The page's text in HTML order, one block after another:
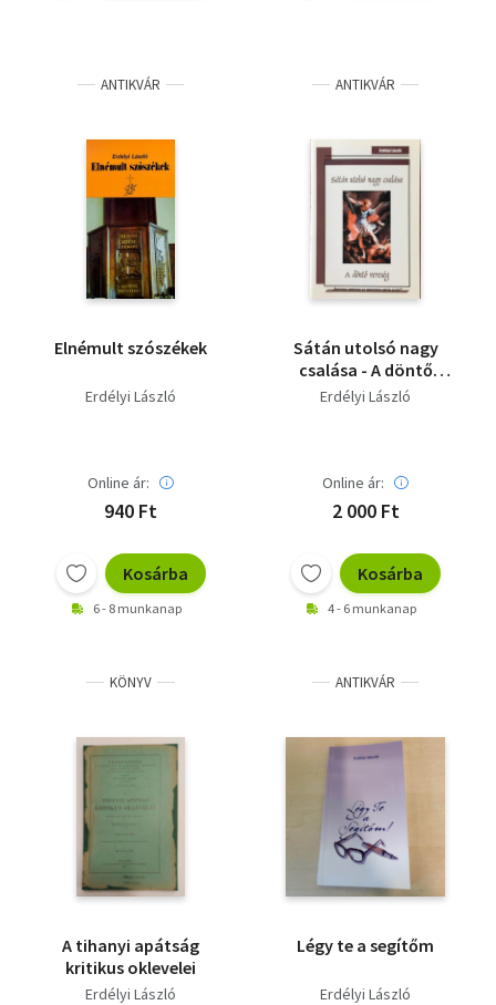
ANTIKVÁR
Elnémult szószékek
Erdélyi László
Online ár:
940 Ft
Kosárba
6 - 8 munkanap
ANTIKVÁR
Sátán utolsó nagy
csalása - A döntő
vereség
Erdélyi László
Online ár:
2 000 Ft
Kosárba
4 - 6 munkanap
KÖNYV
A tihanyi apátság
kritikus oklevelei
Erdélyi László
ANTIKVÁR
Légy te a segítőm
Erdélyi László